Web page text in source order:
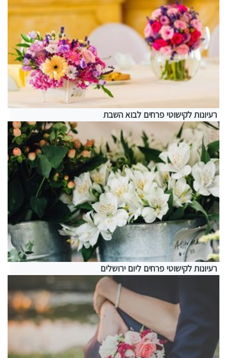
רעיונות לקישוטי פרחים לבוא השבת
רעיונות לקישוטי פרחים ליום ירושלים